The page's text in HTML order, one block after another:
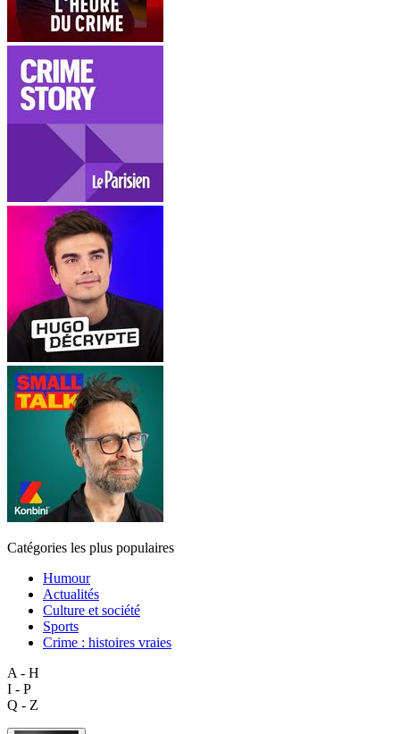
Catégories les plus populaires
Humour
Actualités
Culture et société
Sports
Crime : histoires vraies
A - H
I - P
Q - Z